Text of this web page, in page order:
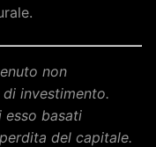
non
investimento.
basati
del capitale.